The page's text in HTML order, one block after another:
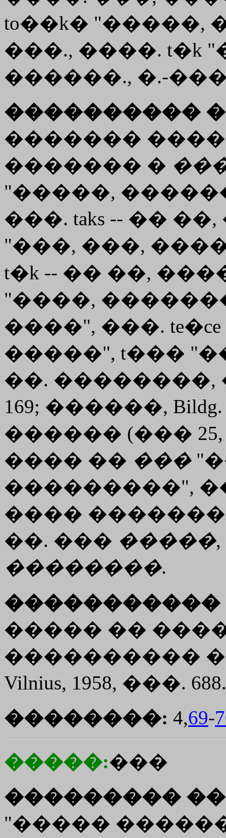
to��k� "�����,
���., ����. t�k
������., �.-���.
����������
�������
������� �
"�����,
���. taks -- ��
"���, ���,
t�k -- �� ��,
"����,
����", ���.
�����", t���
��. ��������,
169; ������,
������ (���
���� �� ���
���������",
����
��. ��� �����,
��������.
�����������
����� ��
���������� �.
Vilnius, 1958, ���.
��������: 4,69-
�����:���
���������
"�����